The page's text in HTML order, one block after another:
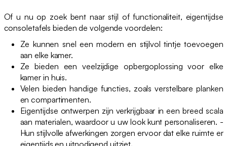
Of u nu op zoek bent naar stijl of functionaliteit, eigentijdse
consoletafels bieden de volgende voordelen:
Ze kunnen snel een modern en stijlvol tintje toevoegen
aan elke kamer.
Ze bieden een veelzijdige opbergoplossing voor elke
kamer in huis.
Velen bieden handige functies, zoals verstelbare planken
en compartimenten.
Eigentijdse ontwerpen zijn verkrijgbaar in een breed scala
aan materialen, waardoor u uw look kunt personaliseren. -
Hun stijlvolle afwerkingen zorgen ervoor dat elke ruimte er
eigentijds en uitnodigend uitziet.